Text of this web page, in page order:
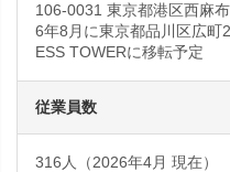
106-0031 東京都港区西麻
6年8月に東京都品川区広町
ESS TOWERに移転予定
従業員数
316人（2026年4月 現在）